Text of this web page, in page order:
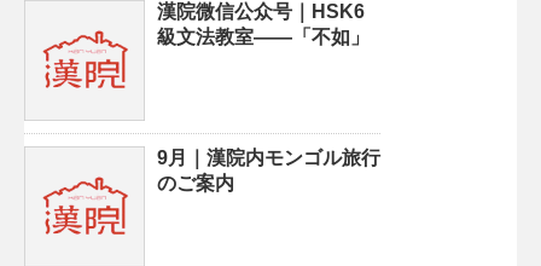
漢院微信公众号｜HSK6
級文法教室——「不如」
9月｜漢院内モンゴル旅行
のご案内